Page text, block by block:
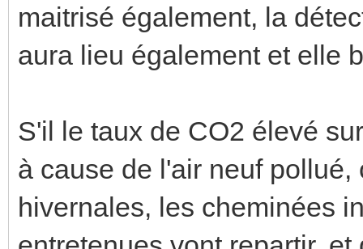
maitrisé également, la
aura lieu également et elle
S'il le taux de CO2 élevé
à cause de l'air neuf
hivernales, les cheminées